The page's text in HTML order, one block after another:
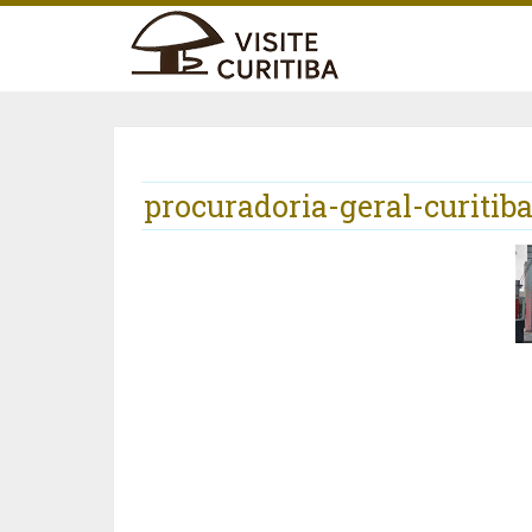
procuradoria-geral-